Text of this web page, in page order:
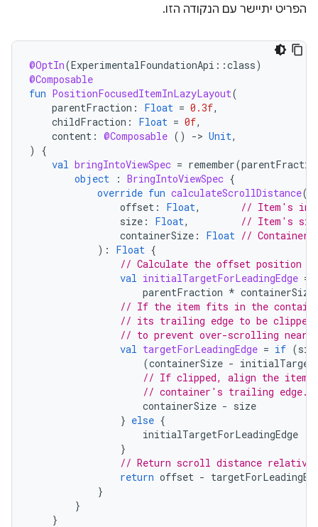
הפריט יתיישר עם הנקודה הזו.
@OptIn(ExperimentalFoundationApi ::class)
@Composable
fun PositionFocusedItemInLazyLayout(
parentFraction : Float = 0.3f,
childFraction : Float = 0f,
content : @Composable () -> Unit,
)
{
val bringIntoViewSpec = remember(
object
: BringIntoViewSpec {
override fun calculateScrollDistance(
offset : Float,
// Item's
size : Float,
// Item's
containerSize : Float //
):
Float {
// Calculate the offset position
val initialTargetForLeadingEdge =
parentFraction * containerSize
// If the item fits in the
// its trailing edge to be clipped,
// to prevent over-scrolling near
val targetForLeadingEdge = if (
(containerSize -
// If clipped, align the
// container's trailing edge.
containerSize - size
} else {
initialTargetForLeadingEdge
}
// Return scroll distance
return offset -
}
}
}